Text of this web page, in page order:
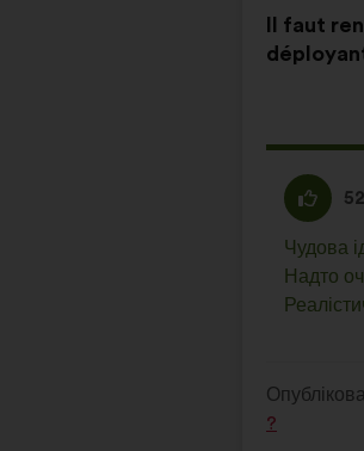
пропозиції:
Il faut
За
:
Ця
була
оцінена
Чудова
:разів
Надто
:разів
:разів
?